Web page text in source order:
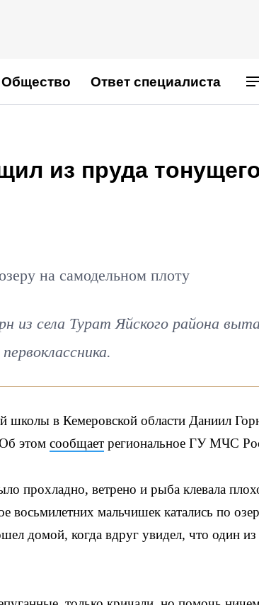
Общество Ответ специалиста
из пруда
на самодельном плоту
из села Турат Яйского района
школы в Кемеровской области Даниил
этом сообщает региональное ГУ МЧС
прохладно, ветрено и рыба клевала
восьмилетних мальчишек катались по
домой, когда вдруг увидел, что один из